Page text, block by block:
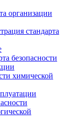
организации
стандарта
безопасности
химической